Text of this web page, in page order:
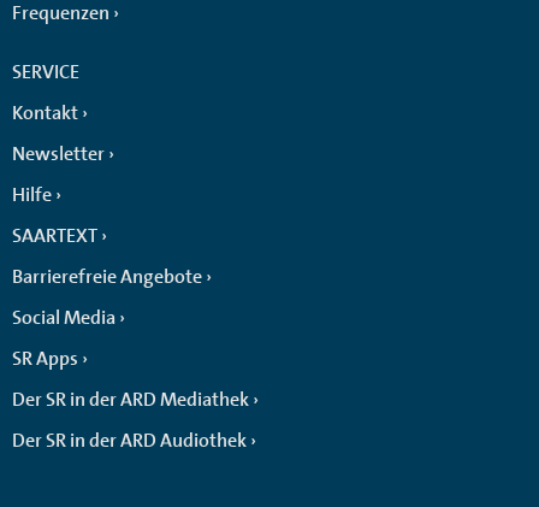
Frequenzen
SERVICE
Kontakt
Newsletter
Hilfe
SAARTEXT
Barrierefreie Angebote
Social Media
SR Apps
Der SR in der ARD Mediathek
Der SR in der ARD Audiothek